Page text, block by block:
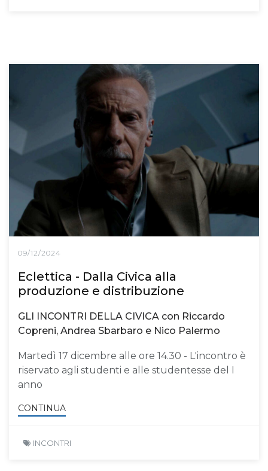
09/12/2024
Eclettica - Dalla Civica alla
produzione e distribuzione
GLI INCONTRI DELLA CIVICA con Riccardo
Copreni, Andrea Sbarbaro e Nico Palermo
Martedì 17 dicembre alle ore 14.30 - L'incontro è
riservato agli studenti e alle studentesse del I
anno
CONTINUA
INCONTRI